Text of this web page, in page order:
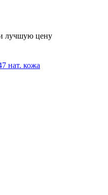
лучшую цену
нат. кожа